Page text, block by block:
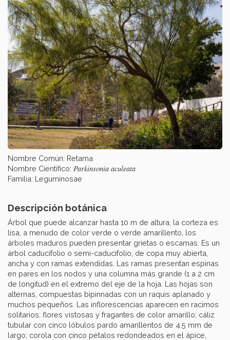
Nombre Común: Retama
Nombre Científico: Parkinsonia aculeata
Familia: Leguminosae
Descripción botánica
Árbol que puede alcanzar hasta 10 m de altura, la corteza es
lisa, a menudo de color verde o verde amarillento, los
árboles maduros pueden presentar grietas o escamas. Es un
árbol caducifolio o semi-caducifolio, de copa muy abierta,
ancha y con ramas extendidas. Las ramas presentan espinas
en pares en los nodos y una columna más grande (1 a 2 cm
de longitud) en el extremo del eje de la hoja. Las hojas son
alternas, compuestas bipinnadas con un raquis aplanado y
muchos pequeños. Las inflorescencias aparecen en racimos
solitarios; flores vistosas y fragantes de color amarillo; cáliz
tubular con cinco lóbulos pardo amarillentos de 4.5 mm de
largo; corola con cinco pétalos redondeados en el ápice,